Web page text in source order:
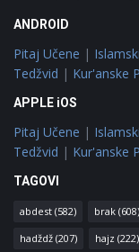
ANDROID
Pitaj Učene |
Tedžvid | Kur'anske
APPLE iOS
Pitaj Učene |
Tedžvid | Kur'anske
TAGOVI
abdest (582) brak (608)
hadždž (207) hajz (222)